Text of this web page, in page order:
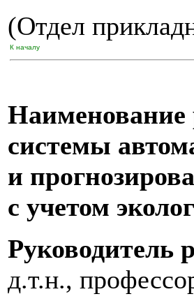
(Отдел
К началу
Наименование
системы
и
с учетом
Руководитель
д.т.н.,